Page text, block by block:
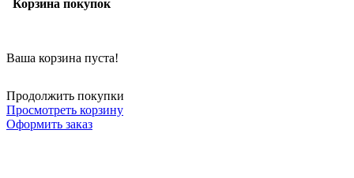
Корзина покупок
Ваша корзина пуста!
Продолжить покупки
Просмотреть корзину
Оформить заказ